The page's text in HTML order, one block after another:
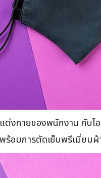
งกายของพนักงาน กับ
อมการตัดเย็บพรีเมี่ยม